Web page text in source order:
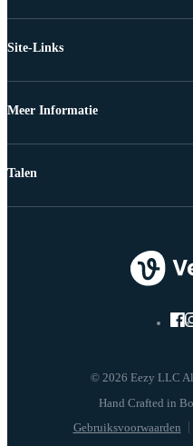
Site-Links
Meer Informatie
© 2026 Eezy LLC
Gebruiksvoorwaarden
Talen